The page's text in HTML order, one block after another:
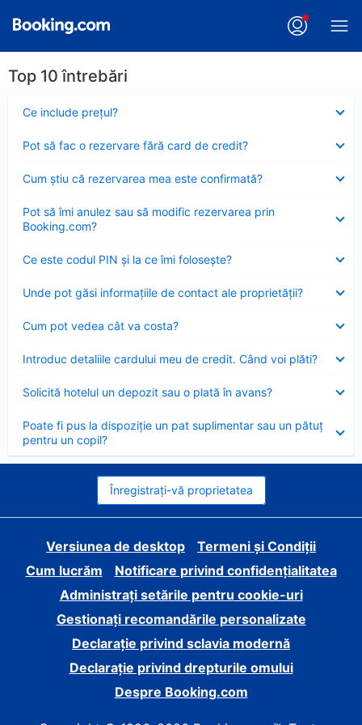
Top 10 întrebări
Ce include preţul?
închis
Pot să fac o rezervare fără card de credit?
închis
Cum ştiu că rezervarea mea este confirmată?
închis
Pot să îmi anulez sau să modific rezervarea prin
Booking.com?
închis
Ce este codul PIN şi la ce îmi foloseşte?
închis
Unde pot găsi informațiile de contact ale proprietății?
închis
Cum pot vedea cât va costa?
închis
Introduc detaliile cardului meu de credit. Când voi plăti?
închis
Solicită hotelul un depozit sau o plată în avans?
închis
Poate fi pus la dispoziție un pat suplimentar sau un pătuț
pentru un copil?
închis
Înregistrați-vă proprietatea
Versiunea de desktop
Termeni și Condiții
Cum lucrăm
Notificare privind confidențialitatea
Administrați setările pentru cookie-uri
Gestionați recomandările personalizate
Declarație privind sclavia modernă
Declarație privind drepturile omului
Despre Booking.com